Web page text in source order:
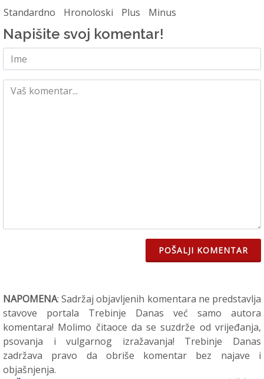
Standardno Hronoloski Plus Minus
Napišite svoj komentar!
POŠALJI KOMENTAR
NAPOMENA: Sadržaj objavljenih komentara ne predstavlja
stavove portala Trebinje Danas već samo autora
komentara! Molimo čitaoce da se suzdrže od vrijeđanja,
psovanja i vulgarnog izražavanja! Trebinje Danas
zadržava pravo da obriše komentar bez najave i
objašnjenja.